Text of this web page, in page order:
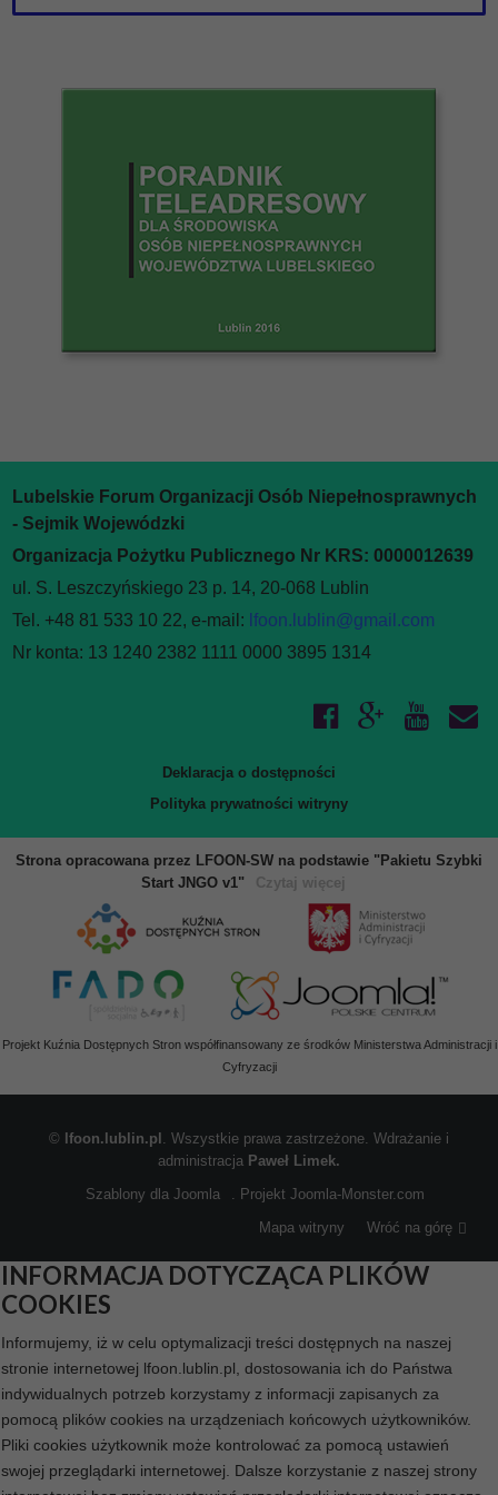
Lubelskie Forum Organizacji Osób Niepełnosprawnych
- Sejmik Wojewódzki
Organizacja Pożytku Publicznego Nr KRS: 0000012639
ul. S. Leszczyńskiego 23 p. 14, 20-068 Lublin
Tel. +48 81 533 10 22, e-mail: lfoon.lublin@gmail.com
Nr konta: 13 1240 2382 1111 0000 3895 1314
Deklaracja o dostępności
Polityka prywatności witryny
Strona opracowana przez LFOON-SW na podstawie "Pakietu Szybki
Start JNGO v1"
Czytaj więcej
Projekt Kuźnia Dostępnych Stron współfinansowany ze środków Ministerstwa Administracji i
Cyfryzacji
© lfoon.lublin.pl . Wszystkie prawa zastrzeżone. Wdrażanie i
administracja Paweł Limek.
Szablony dla Joomla
. Projekt Joomla-Monster.com
Mapa witryny
Wróć na górę
INFORMACJA DOTYCZĄCA PLIKÓW
COOKIES
Informujemy, iż w celu optymalizacji treści dostępnych na naszej
stronie internetowej lfoon.lublin.pl, dostosowania ich do Państwa
indywidualnych potrzeb korzystamy z informacji zapisanych za
pomocą plików cookies na urządzeniach końcowych użytkowników.
Pliki cookies użytkownik może kontrolować za pomocą ustawień
swojej przeglądarki internetowej. Dalsze korzystanie z naszej strony